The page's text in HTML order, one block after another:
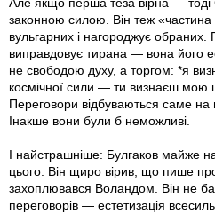
Але якщо перша теза вірна —
законною силою. Він теж «частина
вульгарних і нагороджує
виправдовує тирана — вона його
не свободою духу, а торгом: *я
космічної сили — ти визнаєш мою
Переговори відбуваються саме
Інакше вони були б неможливі.
І найстрашніше: Булгаков майже
цього. Він щиро вірив, що пише
захоплювався Воландом. Він не
переговорів — естетизація